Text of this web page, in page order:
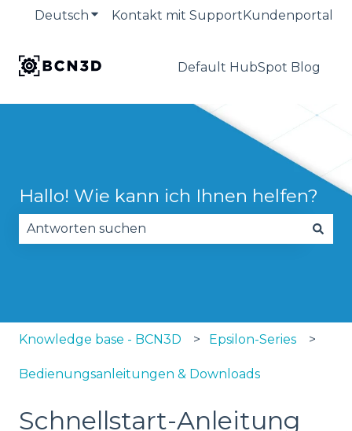
Deutsch Untermenü für Übersetzungen
Kontakt mit SupportKundenportal
Default HubSpot Blog
Hallo! Wie kann ich Ihnen helfen?
Knowledge base - BCN3D Epsilon-Series
Bedienungsanleitungen & Downloads
Schnellstart-Anleitung